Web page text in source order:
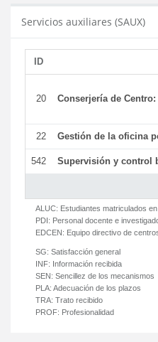
Servicios auxiliares (SAUX)
ID
20 Conserjería de
22 Gestión de la oficina
542 Supervisión y control
ALUC: Estudiantes matriculados
PDI: Personal docente e
EDCEN: Equipo directivo de
SG: Satisfacción general
INF: Información recibida
SEN: Sencillez de los mecanismos
PLA: Adecuación de los plazos
TRA: Trato recibido
PROF: Profesionalidad